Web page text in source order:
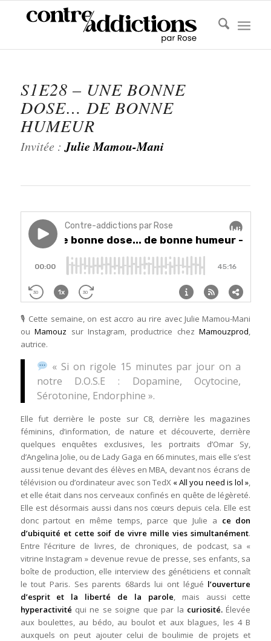
S1E28 – UNE BONNE
DOSE… DE BONNE
HUMEUR
Invitée :Julie Mamou-Mani
🎙 Cette semaine, on est accro au rire avec Julie Mamou-Mani
ouMamouz sur Instagram, productrice chezMamouzprod,
autrice.
« Si on rigole 15 minutes par jour on a
notre D.O.S.E : Dopamine, Ocytocine,
Sérotonine, Endorphine ».
Elle fut derrière le poste sur C8, derrière les magazines
féminins, d’information, de nature et découverte, derrière
quelques enquêtes exclusives, les portraits d’Omar Sy,
d’Angelina Jolie, ou de Lady Gaga en 66 minutes, mais elle s’est
aussi tenue devant des élèves en MBA, devant nos écrans de
télévision ou d’ordinateur avec son TedX « All you need is lol »,
et elle était dans nos cerveaux confinés en quête de légèreté.
Elle est désormais aussi dans nos cœurs depuis cela. Elle est
donc partout en même temps, parce que Julie a ce don
d’ubiquité et cette soif de vivre mille vies simultanément.
Entre l’écriture de livres, de chroniques, de podcast, sa «
vitrine Instagram » devenue revue de presse, ses enfants, sa
boîte de production, elle interview des généticiens et connaît
le tout Paris. Ses parents 68ards lui ont légué l’ouverture
d’esprit et la liberté de la parole, mais aussi cette
hyperactivité qui ne se soigne que par la curiosité.Élevée
aux boulettes, au bédo, au boulot et aux blagues, les 4 B
auxquels on peut ajouter celui de boulimie de projets et